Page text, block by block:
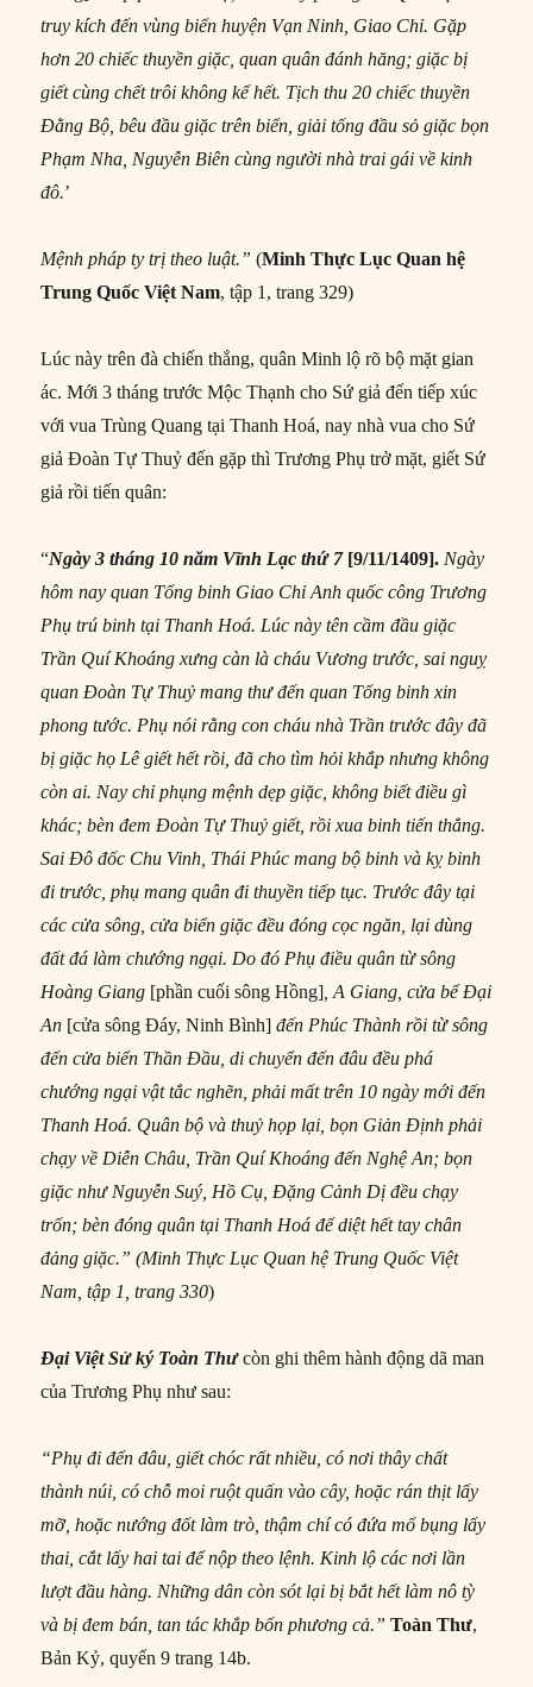
truy kích đến vùng biển huyện Vạn Ninh, Giao Chỉ. Gặp
hơn 20 chiếc thuyền giặc, quan quân đánh hăng; giặc bị
giết cùng chết trôi không kể hết. Tịch thu 20 chiếc thuyền
Ðằng Bộ, bêu đầu giặc trên biển, giải tống đầu sỏ giặc bọn
Phạm Nha, Nguyễn Biên cùng người nhà trai gái về kinh
đô.’
Mệnh pháp ty trị theo luật.” (Minh Thực Lục Quan hệ
Trung Quốc Việt Nam, tập 1, trang 329)
Lúc này trên đà chiến thắng, quân Minh lộ rõ bộ mặt gian
ác. Mới 3 tháng trước Mộc Thạnh cho Sứ giả đến tiếp xúc
với vua Trùng Quang tại Thanh Hoá, nay nhà vua cho Sứ
giả Ðoàn Tự Thuỷ đến gặp thì Trương Phụ trở mặt, giết Sứ
giả rồi tiến quân:
“Ngày 3 tháng 10 năm Vĩnh Lạc thứ 7[9/11/1409]. Ngày
hôm nay quan Tổng binh Giao Chỉ Anh quốc công Trương
Phụ trú binh tại Thanh Hoá. Lúc này tên cầm đầu giặc
Trần Quí Khoáng xưng càn là cháu Vương trước, sai nguỵ
quan Đoàn Tự Thuỷ mang thư đến quan Tổng binh xin
phong tước. Phụ nói rằng con cháu nhà Trần trước đây đã
bị giặc họ Lê giết hết rồi, đã cho tìm hỏi khắp nhưng không
còn ai. Nay chỉ phụng mệnh dẹp giặc, không biết điều gì
khác; bèn đem Đoàn Tự Thuỷ giết, rồi xua binh tiến thẳng.
Sai Đô đốc Chu Vinh, Thái Phúc mang bộ binh và kỵ binh
đi trước, phụ mang quân đi thuyền tiếp tục. Trước đây tại
các cửa sông, cửa biển giặc đều đóng cọc ngăn, lại dùng
đất đá làm chướng ngại. Do đó Phụ điều quân từ sông
Hoàng Giang [phần cuối sông Hồng] , A Giang, cửa bể Đại
An [cửa sông Đáy, Ninh Bình] đến Phúc Thành rồi từ sông
đến cửa biển Thần Đầu, di chuyển đến đâu đều phá
chướng ngại vật tắc nghẽn, phải mất trên 10 ngày mới đến
Thanh Hoá. Quân bộ và thuỷ họp lại, bọn Giản Định phải
chạy về Diễn Châu, Trần Quí Khoáng đến Nghệ An; bọn
giặc như Nguyễn Suý, Hồ Cụ, Đặng Cảnh Dị đều chạy
trốn; bèn đóng quân tại Thanh Hoá để diệt hết tay chân
đảng giặc.” (Minh Thực Lục Quan hệ Trung Quốc Việt
Nam , tập 1, trang 330)
Ðại Việt Sử ký Toàn Thưcòn ghi thêm hành động dã man
của Trương Phụ như sau:
“Phụ đi đến đâu, giết chóc rất nhiều, có nơi thây chất
thành núi, có chỗ moi ruột quấn vào cây, hoặc rán thịt lấy
mỡ, hoặc nướng đốt làm trò, thậm chí có đứa mổ bụng lấy
thai, cắt lấy hai tai để nộp theo lệnh. Kinh lộ các nơi lần
lượt đầu hàng. Những dân còn sót lại bị bắt hết làm nô tỳ
và bị đem bán, tan tác khắp bốn phương cả.”Toàn Thư,
Bản Kỷ, quyển 9 trang 14b.